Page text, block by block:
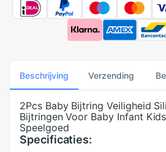
Beschrijving Verzending
2Pcs Baby Bijtring Veiligheid
Bijtringen Voor Baby Infant
Speelgoed
Specificaties: